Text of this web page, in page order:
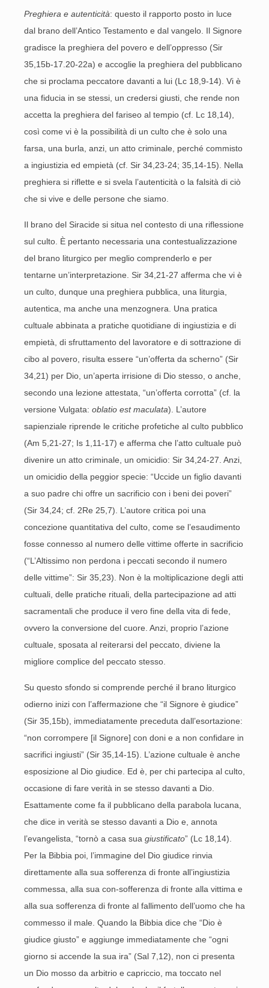
Preghiera e autenticità: questo il rapporto posto in luce
dal brano dell’Antico Testamento e dal vangelo. Il Signore
gradisce la preghiera del povero e dell’oppresso (Sir
35,15b-17.20-22a) e accoglie la preghiera del pubblicano
che si proclama peccatore davanti a lui (Lc 18,9-14). Vi è
una fiducia in se stessi, un credersi giusti, che rende non
accetta la preghiera del fariseo al tempio (cf. Lc 18,14),
così come vi è la possibilità di un culto che è solo una
farsa, una burla, anzi, un atto criminale, perché commisto
a ingiustizia ed empietà (cf. Sir 34,23-24; 35,14-15). Nella
preghiera si riflette e si svela l’autenticità o la falsità di ciò
che si vive e delle persone che siamo.
Il brano del Siracide si situa nel contesto di una riflessione
sul culto. È pertanto necessaria una contestualizzazione
del brano liturgico per meglio comprenderlo e per
tentarne un’interpretazione. Sir 34,21-27 afferma che vi è
un culto, dunque una preghiera pubblica, una liturgia,
autentica, ma anche una menzognera. Una pratica
cultuale abbinata a pratiche quotidiane di ingiustizia e di
empietà, di sfruttamento del lavoratore e di sottrazione di
cibo al povero, risulta essere “un’offerta da scherno” (Sir
34,21) per Dio, un’aperta irrisione di Dio stesso, o anche,
secondo una lezione attestata, “un’offerta corrotta” (cf. la
versione Vulgata: oblatio est maculata). L’autore
sapienziale riprende le critiche profetiche al culto pubblico
(Am 5,21-27; Is 1,11-17) e afferma che l’atto cultuale può
divenire un atto criminale, un omicidio: Sir 34,24-27. Anzi,
un omicidio della peggior specie: “Uccide un figlio davanti
a suo padre chi offre un sacrificio con i beni dei poveri”
(Sir 34,24; cf. 2Re 25,7). L’autore critica poi una
concezione quantitativa del culto, come se l’esaudimento
fosse connesso al numero delle vittime offerte in sacrificio
(“L’Altissimo non perdona i peccati secondo il numero
delle vittime”: Sir 35,23). Non è la moltiplicazione degli atti
cultuali, delle pratiche rituali, della partecipazione ad atti
sacramentali che produce il vero fine della vita di fede,
ovvero la conversione del cuore. Anzi, proprio l’azione
cultuale, sposata al reiterarsi del peccato, diviene la
migliore complice del peccato stesso.
Su questo sfondo si comprende perché il brano liturgico
odierno inizi con l’affermazione che “il Signore è giudice”
(Sir 35,15b), immediatamente preceduta dall’esortazione:
“non corrompere [il Signore] con doni e a non confidare in
sacrifici ingiusti” (Sir 35,14-15). L’azione cultuale è anche
esposizione al Dio giudice. Ed è, per chi partecipa al culto,
occasione di fare verità in se stesso davanti a Dio.
Esattamente come fa il pubblicano della parabola lucana,
che dice in verità se stesso davanti a Dio e, annota
l’evangelista, “tornò a casa sua giustificato” (Lc 18,14).
Per la Bibbia poi, l’immagine del Dio giudice rinvia
direttamente alla sua sofferenza di fronte all’ingiustizia
commessa, alla sua con-sofferenza di fronte alla vittima e
alla sua sofferenza di fronte al fallimento dell’uomo che ha
commesso il male. Quando la Bibbia dice che “Dio è
giudice giusto” e aggiunge immediatamente che “ogni
giorno si accende la sua ira” (Sal 7,12), non ci presenta
un Dio mosso da arbitrio e capriccio, ma toccato nel